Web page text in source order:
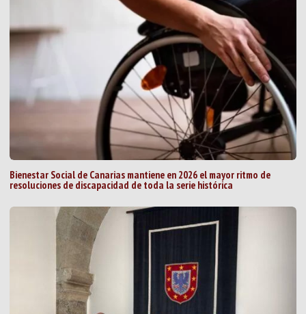
Bienestar Social de Canarias mantiene en 2026 el mayor ritmo de
resoluciones de discapacidad de toda la serie histórica